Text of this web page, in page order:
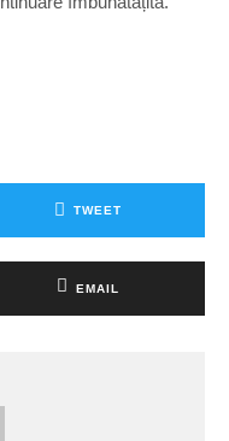
TWEET
EMAIL